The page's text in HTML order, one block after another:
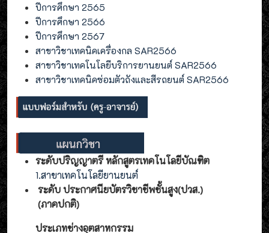
ปีการศึกษา 2565
ปีการศึกษา 2566
ปีการศึกษา 2567
สาขาวิชาเทคนิคเครื่องกล SAR2566
สาขาวิชาเทคโนโลยีบริการยานยนต์ SAR2566
สาขาวิชาเทคนิคซ่อมตัวถังและสีรถยนต์ SAR2566
ระดับปริญญาตรี หลักสูตรเทคโนโลยีบัณฑิต
1.สาขาเทคโนโลยียานยนต์
ระดับ ประกาศนียบัตรวิชาชีพชั้นสูง(ปวส.)
(ภาคปกติ)
ประเภทช่างอุตสาหกรรม